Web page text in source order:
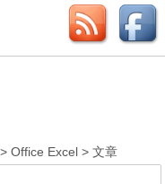
>Office Excel > 文章